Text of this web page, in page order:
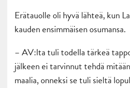
Erätauolle oli hyvä lähteä, kun
kauden ensimmäisen osumansa.
– AV:lta tuli todella tärkeä
jälkeen ei tarvinnut tehdä
maalia, onneksi se tuli sieltä